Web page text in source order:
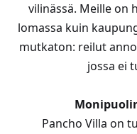
vilinässä. Meille on
lomassa kuin
mutkaton: reilut
jossa ei
Pancho Villa on